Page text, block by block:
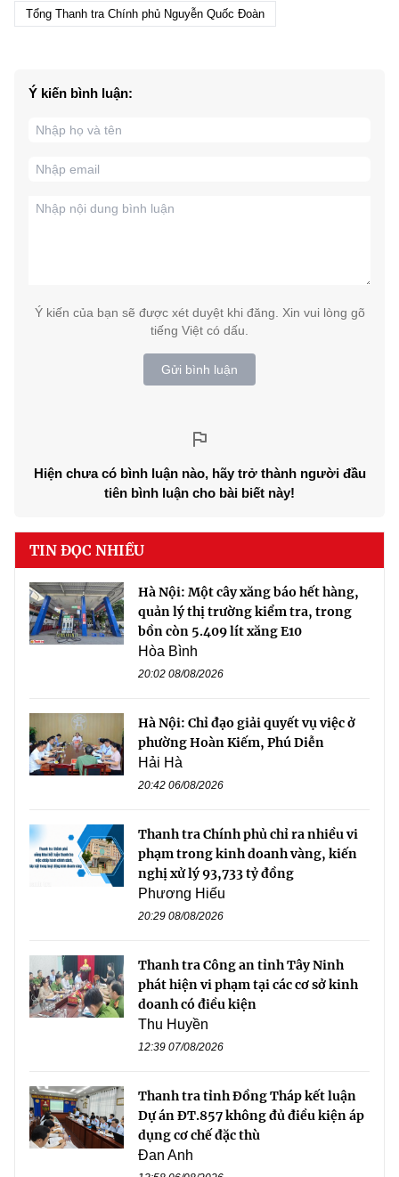
Tổng Thanh tra Chính phủ Nguyễn Quốc Đoàn
Ý kiến bình luận:
Ý kiến của bạn sẽ được xét duyệt khi đăng. Xin vui lòng gõ
tiếng Việt có dấu.
Gửi bình luận
Hiện chưa có bình luận nào, hãy trở thành người đầu
tiên bình luận cho bài biết này!
TIN ĐỌC NHIỀU
Hà Nội: Một cây xăng báo hết hàng,
quản lý thị trường kiểm tra, trong
bồn còn 5.409 lít xăng E10
Hòa Bình
20:02 08/08/2026
Hà Nội: Chỉ đạo giải quyết vụ việc ở
phường Hoàn Kiếm, Phú Diễn
Hải Hà
20:42 06/08/2026
Thanh tra Chính phủ chỉ ra nhiều vi
phạm trong kinh doanh vàng, kiến
nghị xử lý 93,733 tỷ đồng
Phương Hiếu
20:29 08/08/2026
Thanh tra Công an tỉnh Tây Ninh
phát hiện vi phạm tại các cơ sở kinh
doanh có điều kiện
Thu Huyền
12:39 07/08/2026
Thanh tra tỉnh Đồng Tháp kết luận
Dự án ĐT.857 không đủ điều kiện áp
dụng cơ chế đặc thù
Đan Anh